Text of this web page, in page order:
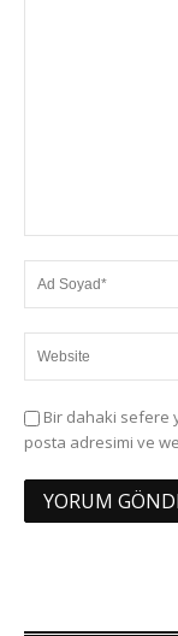
Bir dahaki sefere
posta adresimi ve